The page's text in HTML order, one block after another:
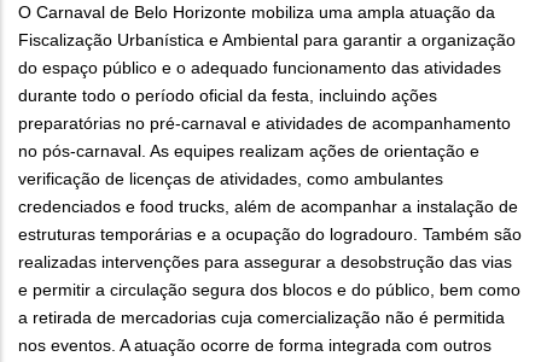
O Carnaval de Belo Horizonte mobiliza uma ampla atuação da
Fiscalização Urbanística e Ambiental para garantir a organização
do espaço público e o adequado funcionamento das atividades
durante todo o período oficial da festa, incluindo ações
preparatórias no pré-carnaval e atividades de acompanhamento
no pós-carnaval. As equipes realizam ações de orientação e
verificação de licenças de atividades, como ambulantes
credenciados e food trucks, além de acompanhar a instalação de
estruturas temporárias e a ocupação do logradouro. Também são
realizadas intervenções para assegurar a desobstrução das vias
e permitir a circulação segura dos blocos e do público, bem como
a retirada de mercadorias cuja comercialização não é permitida
nos eventos. A atuação ocorre de forma integrada com outros